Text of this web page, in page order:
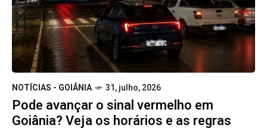
NOTÍCIAS - GOIÂNIA 31, julho, 2026
Pode avançar o sinal vermelho em
Goiânia? Veja os horários e as regras